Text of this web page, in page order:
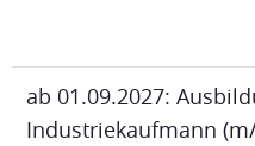
ab 01.09.2027:
Industriekaufmann